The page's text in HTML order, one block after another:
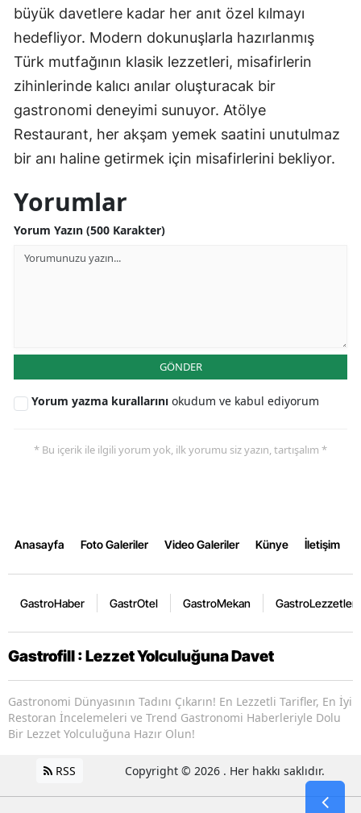
büyük davetlere kadar her anıt özel kılmayı
hedefliyor. Modern dokunuşlarla hazırlanmış
Türk mutfağının klasik lezzetleri, misafirlerin
zihinlerinde kalıcı anılar oluşturacak bir
gastronomi deneyimi sunuyor. Atölye
Restaurant, her akşam yemek saatini unutulmaz
bir anı haline getirmek için misafirlerini bekliyor.
Yorumlar
Yorum Yazın (500 Karakter)
GÖNDER
Yorum yazma kurallarını okudum ve kabul ediyorum
* Bu içerik ile ilgili yorum yok, ilk yorumu siz yazın, tartışalım *
Anasayfa Foto Galeriler Video Galeriler Künye İletişim
GastroHaber GastrOtel GastroMekan GastroLezzetler
Gastrofill : Lezzet Yolculuğuna Davet
Gastronomi Dünyasının Tadını Çıkarın! En Lezzetli Tarifler, En İyi
Restoran İncelemeleri ve Trend Gastronomi Haberleriyle Dolu
Bir Lezzet Yolculuğuna Hazır Olun!
RSS Copyright © 2026 . Her hakkı saklıdır.